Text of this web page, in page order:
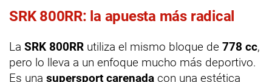
SRK 800RR: la apuesta más radical
La SRK 800RR utiliza el mismo bloque de 778 cc,
pero lo lleva a un enfoque mucho más deportivo.
Es una supersport carenada con una estética